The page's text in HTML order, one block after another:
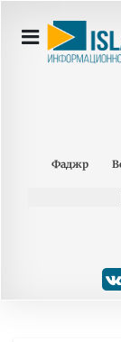
Фаджр